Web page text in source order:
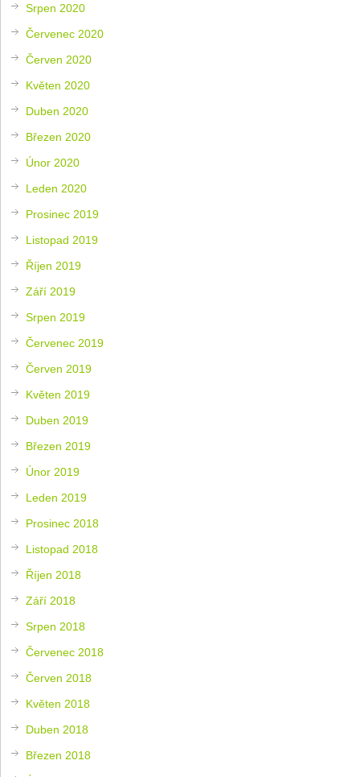
Srpen 2020
Červenec 2020
Červen 2020
Květen 2020
Duben 2020
Březen 2020
Únor 2020
Leden 2020
Prosinec 2019
Listopad 2019
Říjen 2019
Září 2019
Srpen 2019
Červenec 2019
Červen 2019
Květen 2019
Duben 2019
Březen 2019
Únor 2019
Leden 2019
Prosinec 2018
Listopad 2018
Říjen 2018
Září 2018
Srpen 2018
Červenec 2018
Červen 2018
Květen 2018
Duben 2018
Březen 2018